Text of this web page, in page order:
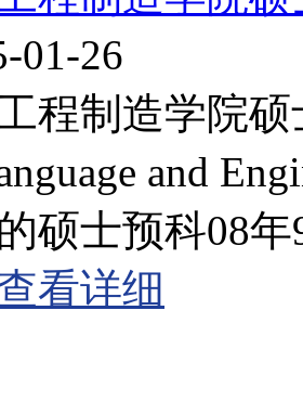
01-26
程制造学院
and
硕士预科08
看详细